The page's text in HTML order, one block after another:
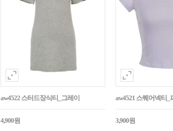
aw4522 스터드장식티_그레이
4,900원
aw4521 스퀘어넥티_
3,900원